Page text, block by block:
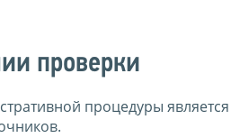
проверки
процедуры